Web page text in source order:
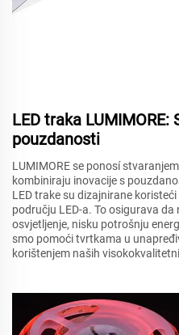
LED traka
pouzdanosti
LUMIMORE se ponosí
kombiniraju inovacije s
LED trake su dizajnirane
području LED-a. To osigurava
osvjetljenje, nisku potrošnju
smo pomoći tvrtkama u
korištenjem naših